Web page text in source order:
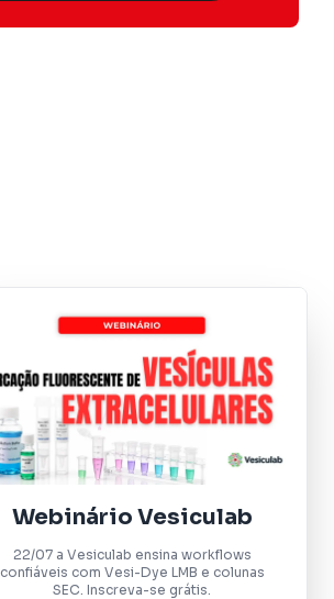
Webinário Vesiculab
22/07 a Vesiculab ensina workflows
confiáveis com Vesi-Dye LMB e colunas
SEC. Inscreva-se grátis.